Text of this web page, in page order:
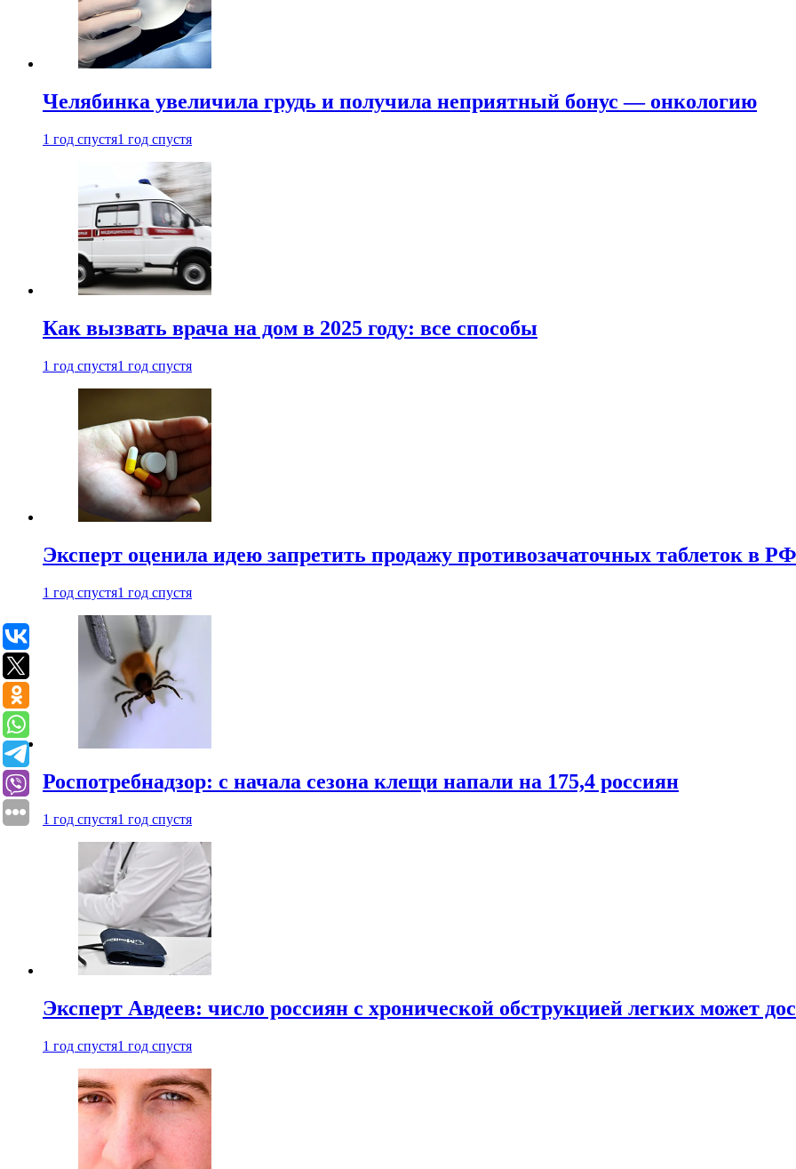
Челябинка увеличила грудь и получила неприятный бонус — онкологию
1 год спустя1 год спустя
Как вызвать врача на дом в 2025 году: все способы
1 год спустя1 год спустя
Эксперт оценила идею запретить продажу противозачаточных таблеток в РФ
1 год спустя1 год спустя
Роспотребнадзор: с начала сезона клещи напали на 175,4 россиян
1 год спустя1 год спустя
Эксперт Авдеев: число россиян с хронической обструкцией легких может
1 год спустя1 год спустя